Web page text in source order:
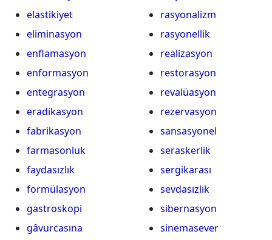
elastikiyet
eliminasyon
enflamasyon
enformasyon
entegrasyon
eradikasyon
fabrikasyon
farmasonluk
faydasızlık
formülasyon
gastroskopi
gâvurcasına
rasyonalizm
rasyonellik
realizasyon
restorasyon
revalüasyon
rezervasyon
sansasyonel
seraskerlik
sergikarası
sevdasızlık
sibernasyon
sinemasever